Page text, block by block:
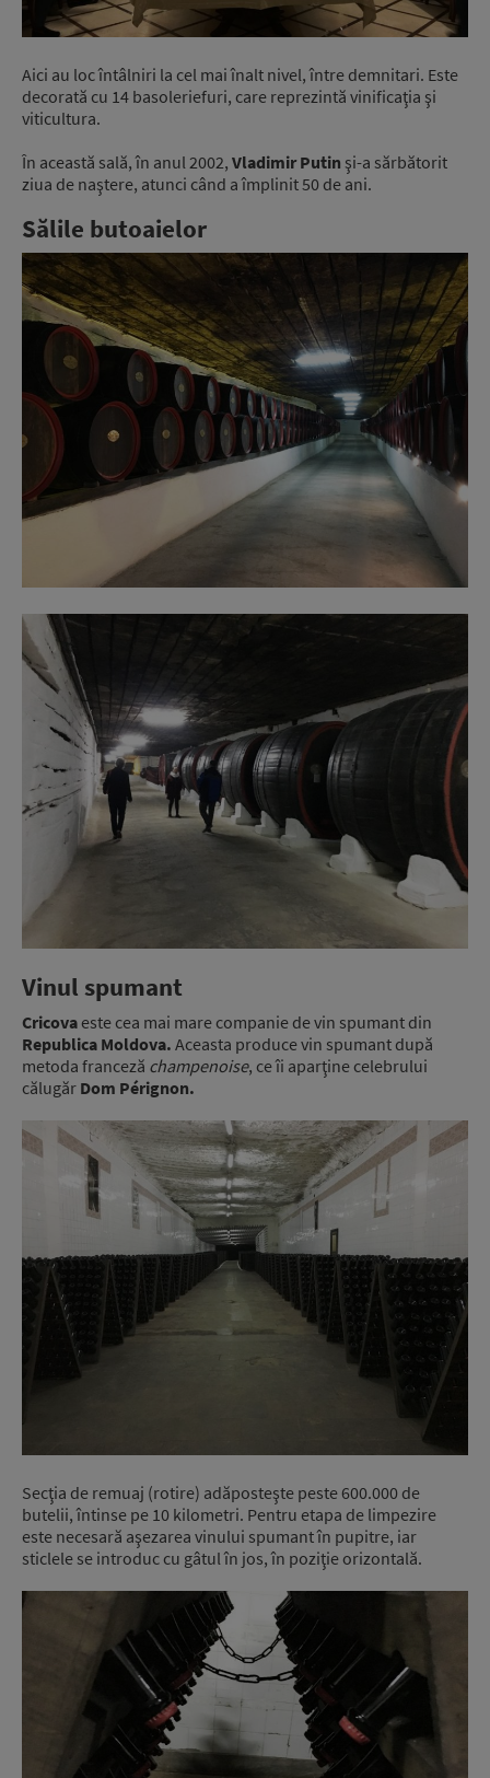
Aici au loc întâlniri la cel mai înalt nivel, între demnitari. Este
decorată cu 14 basoleriefuri, care reprezintă vinificaţia şi
viticultura.
În această sală, în anul 2002, Vladimir Putin şi-a sărbătorit
ziua de naştere, atunci când a împlinit 50 de ani.
Sălile butoaielor
Vinul spumant
Cricova este cea mai mare companie de vin spumant din
Republica Moldova. Aceasta produce vin spumant după
metoda franceză champenoise, ce îi aparţine celebrului
călugăr Dom Pérignon.
Secţia de remuaj (rotire) adăposteşte peste 600.000 de
butelii, întinse pe 10 kilometri. Pentru etapa de limpezire
este necesară aşezarea vinului spumant în pupitre, iar
sticlele se introduc cu gâtul în jos, în poziţie orizontală.